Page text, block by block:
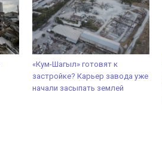
«Кум-Шагыл» готовят к
застройке? Карьер завода уже
начали засыпать землей